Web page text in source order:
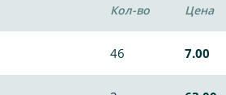
Кол-во Цена
46 7.00